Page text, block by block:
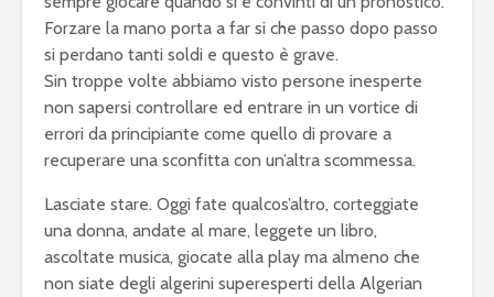
Forzare la mano porta a far si che passo dopo passo
si perdano tanti soldi e questo è grave.
Sin troppe volte abbiamo visto persone inesperte
non sapersi controllare ed entrare in un vortice di
errori da principiante come quello di provare a
recuperare una sconfitta con un’altra scommessa.
Lasciate stare. Oggi fate qualcos’altro, corteggiate
una donna, andate al mare, leggete un libro,
ascoltate musica, giocate alla play ma almeno che
non siate degli algerini superesperti della Algerian